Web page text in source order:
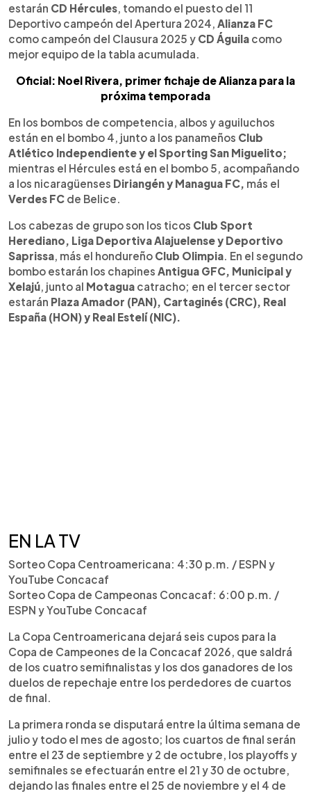
estarán CD Hércules , tomando el puesto del 11
Deportivo campeón del Apertura 2024, Alianza FC
como campeón del Clausura 2025 y CD Águila como
mejor equipo de la tabla acumulada.
Oficial: Noel Rivera, primer fichaje de Alianza para la
próxima temporada
En los bombos de competencia, albos y aguiluchos
están en el bombo 4, junto a los panameños Club
Atlético Independiente y el Sporting San Miguelito;
mientras el Hércules está en el bombo 5, acompañando
a los nicaragüenses Diriangén y Managua FC, más el
Verdes FC de Belice.
Los cabezas de grupo son los ticos Club Sport
Herediano, Liga Deportiva Alajuelense y Deportivo
Saprissa , más el hondureño Club Olimpia . En el segundo
bombo estarán los chapines Antigua GFC, Municipal y
Xelajú , junto al Motagua catracho; en el tercer sector
estarán Plaza Amador (PAN), Cartaginés (CRC), Real
España (HON) y Real Estelí (NIC).
EN LA TV
Sorteo Copa Centroamericana: 4:30 p.m. / ESPN y
YouTube Concacaf
Sorteo Copa de Campeonas Concacaf: 6:00 p.m. /
ESPN y YouTube Concacaf
La Copa Centroamericana dejará seis cupos para la
Copa de Campeones de la Concacaf 2026, que saldrá
de los cuatro semifinalistas y los dos ganadores de los
duelos de repechaje entre los perdedores de cuartos
de final.
La primera ronda se disputará entre la última semana de
julio y todo el mes de agosto; los cuartos de final serán
entre el 23 de septiembre y 2 de octubre, los playoffs y
semifinales se efectuarán entre el 21 y 30 de octubre,
dejando las finales entre el 25 de noviembre y el 4 de